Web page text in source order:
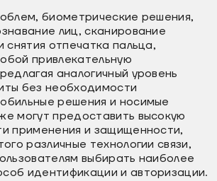
биометрические решения,
лиц, сканирование
снятия отпечатка пальца,
привлекательную
аналогичный уровень
без необходимости
решения и носимые
могут предоставить высокую
применения и защищенности,
различные технологии связи,
выбирать наиболее
идентификации и авторизации.